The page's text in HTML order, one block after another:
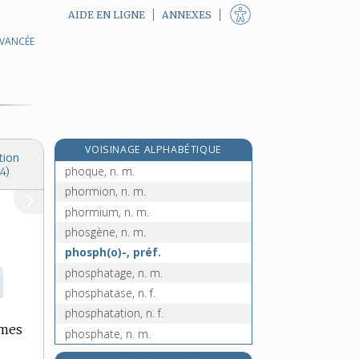
AIDE EN LIGNE ANNEXES
VOISINAGE ALPHABÉTIQUE
phonothèque, n. f.
phoque, n. m.
phormion, n. m.
phormium, n. m.
phosgène, n. m.
phosph(o)-, préf.
phosphatage, n. m.
phosphatase, n. f.
phosphatation, n. f.
phosphate, n. m.
phosphaté, -ée, adj.